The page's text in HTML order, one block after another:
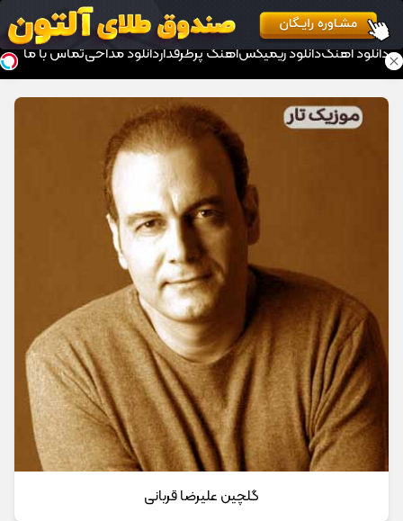
موزیک تار
دانلود آهنگدانلود ریمیکسآهنگ پرطرفداردانلود مداحیتماس با ما
گلچین علیرضا قربانی